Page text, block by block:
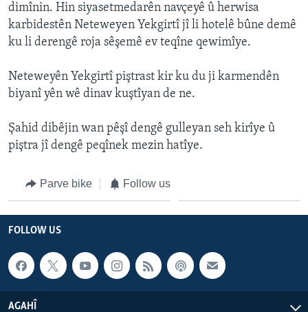
ÇAND Û HUNER
SERNIVÎS
Learning English
FOLLOW US
Zimanên Din
dimînin. Hin siyasetmedarên navçeyê û herwisa
karbidestên Neteweyen Yekgirtî jî li hotelê bûne demê
ku li derengê roja sêşemê ev teqîne qewimîye.
Neteweyên Yekgirtî piştrast kir ku du ji karmendên
biyanî yên wê dinav kuştîyan de ne.
Şahid dibêjin wan pêşî dengê gulleyan seh kirîye û
piştra jî dengê peqînek mezin hatîye.
Parve bike Follow us
FOLLOW US
AGAHÎ